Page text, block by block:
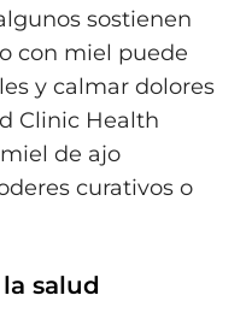
sostienen
con miel puede
y calmar dolores
Clinic Health
de ajo
curativos o
salud